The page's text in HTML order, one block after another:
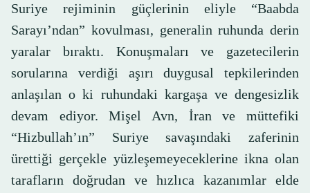
Suriye rejiminin güçlerinin eliyle “Baabda
Sarayı’ndan” kovulması, generalin ruhunda derin
yaralar bıraktı. Konuşmaları ve gazetecilerin
sorularına verdiği aşırı duygusal tepkilerinden
anlaşılan o ki ruhundaki kargaşa ve dengesizlik
devam ediyor. Mişel Avn, İran ve müttefiki
“Hizbullah’ın” Suriye savaşındaki zaferinin
ürettiği gerçekle yüzleşemeyeceklerine ikna olan
tarafların doğrudan ve hızlıca kazanımlar elde